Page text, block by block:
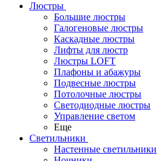
Люстры
Большие люстры
Галогеновые люстры
Каскадные люстры
Лифты для люстр
Люстры LOFT
Плафоны и абажуры
Подвесные люстры
Потолочные люстры
Светодиодные люстры
Управление светом
Еще
Светильники
Настенные светильники